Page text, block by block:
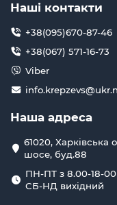
Наші контакти
+38(095)670-87-46
+38(067) 571-16-73
Viber
Наша адреса
61020, Харківська
шосе, буд.88
ПН-ПТ з 8.00-18-00
СБ-НД вихідний